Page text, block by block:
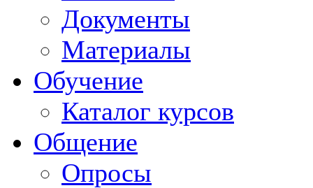
Документы
Материалы
Обучение
Каталог курсов
Общение
Опросы